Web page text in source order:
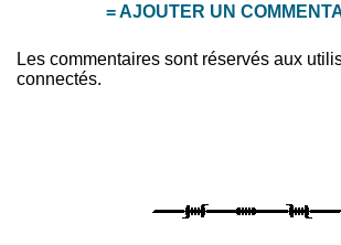
= AJOUTER UN
Les commentaires sont réservés aux
connectés.